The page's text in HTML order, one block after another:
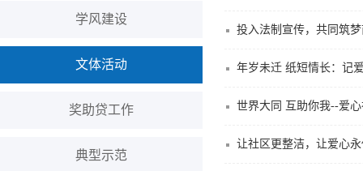
学风建设
文体活动
奖助贷工作
典型示范
投入法制宣传，共同筑
年岁未迁 纸短情长：记
世界大同 互助你我--爱
让社区更整洁，让爱心